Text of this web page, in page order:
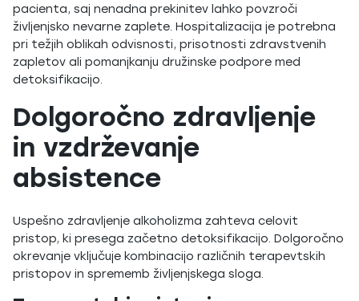
pacienta, saj nenadna prekinitev lahko povzroči
življenjsko nevarne zaplete. Hospitalizacija je potrebna
pri težjih oblikah odvisnosti, prisotnosti zdravstvenih
zapletov ali pomanjkanju družinske podpore med
detoksifikacijo.
Dolgoročno zdravljenje
in vzdrževanje
absistence
Uspešno zdravljenje alkoholizma zahteva celovit
pristop, ki presega začetno detoksifikacijo. Dolgoročno
okrevanje vključuje kombinacijo različnih terapevtskih
pristopov in sprememb življenjskega sloga.